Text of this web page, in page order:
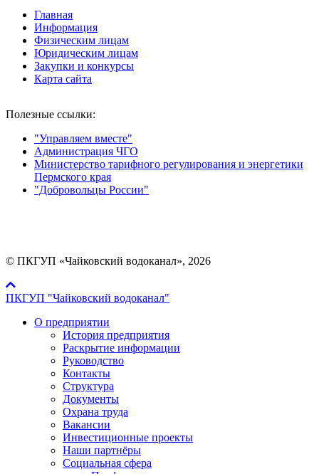
Главная
Информация
Физическим лицам
Юридическим лицам
Закупки и конкурсы
Карта сайта
Полезные ссылки:
"Управляем вместе"
Администрация ЧГО
Министерство тарифного регулирования и энергетики
Пермского края
"Добровольцы России"
© ПКГУП «Чайковский водоканал», 2026
ПКГУП "Чайковский водоканал"
О предприятии
История предприятия
Раскрытие информации
Руководство
Контакты
Структура
Документы
Охрана труда
Вакансии
Инвестиционные проекты
Наши партнёры
Социальная сфера